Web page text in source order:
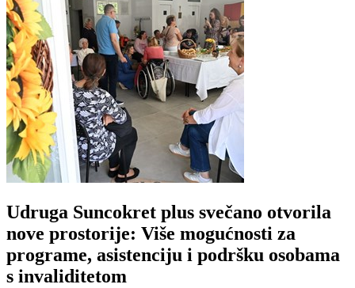
Udruga Suncokret plus svečano otvorila
nove prostorije: Više mogućnosti za
programe, asistenciju i podršku osobama
s invaliditetom